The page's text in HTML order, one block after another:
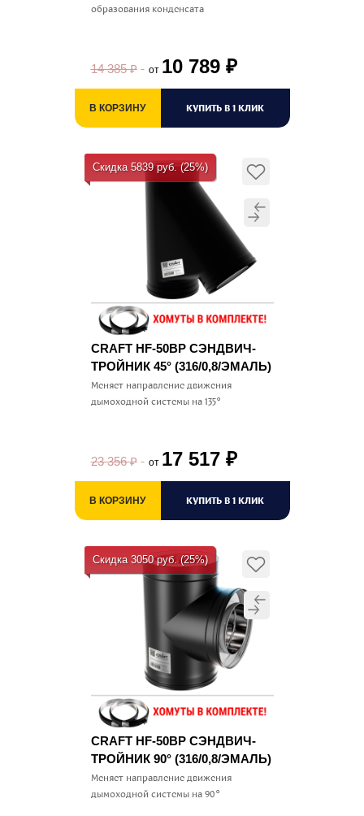
образования конденсата
14 385₽ от 10 789 ₽
В КОРЗИНУ КУПИТЬ В 1 КЛИК
Скидка 5839 руб. (25%)
CRAFT HF-50BP СЭНДВИЧ-
ТРОЙНИК 45° (316/0,8/ЭМАЛЬ)
Меняет направление движения
дымоходной системы на 135°
23 356₽ от 17 517 ₽
В КОРЗИНУ КУПИТЬ В 1 КЛИК
Скидка 3050 руб. (25%)
CRAFT HF-50BP СЭНДВИЧ-
ТРОЙНИК 90° (316/0,8/ЭМАЛЬ)
Меняет направление движения
дымоходной системы на 90°